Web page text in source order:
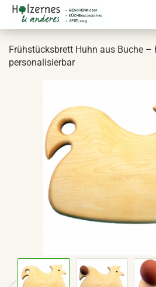
Frühstücksbrett Huhn aus Buche –
personalisierbar